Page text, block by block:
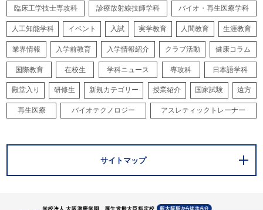
臨床工学技士専攻科 診療放射線技師学科 バイオ・再生医療学科
人工知能学科 イベント 入試 実学教育 人間教育 生涯教育
業界情報 入学前教育 入学情報紹介 クラブ活動 健康コラム
国際教育 在校生 学科ニュース 専攻科 日本語学科
殿堂入り 研修生 新規カテゴリー 授業紹介 国家試験 遠方
再生医療 バイオテクノロジー アスレティックトレーナー
サイトマップ